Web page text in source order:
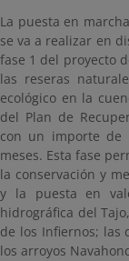
La puesta en
se va a realizar en
fase 1 del proyecto
las reseras
ecológico en la
del Plan de
con un importe de
meses. Esta fase
la conservación y
y la puesta en
hidrográfica del
de los Infiernos; las
los arroyos